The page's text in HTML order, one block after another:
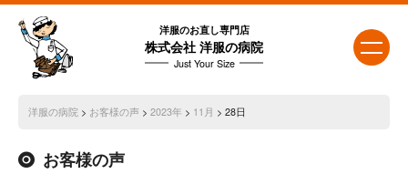
洋服のお直し専門店
株式会社 洋服の病院
Just Your Size
洋服の病院 > お客様の声> 2023年 > 11月 > 28日
お客様の声